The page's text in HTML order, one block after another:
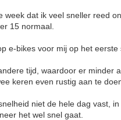
week dat ik veel sneller reed
15 normaal.
e-bikes voor mij op het
tijd, waardoor er minder
keren even rustig aan te
niet de hele dag vast,
het wel snel gaat.